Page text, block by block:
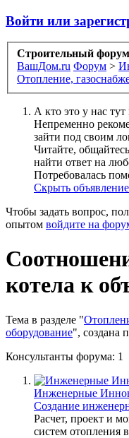
Войти или
Строительный
ВашДом.ru Форум >
Отопление,
А кто это у нас тут
Непременно
зайти под своим
Читайте,
найти ответ на
Потребовалась
Скрыть объявление
Чтобы задать вопрос,
опытом войдите на
котела к
Тема в разделе "
оборудование", создана
Консультанты форума: 1
Инженерные
Создание
Расчет, проект и
систем отопления